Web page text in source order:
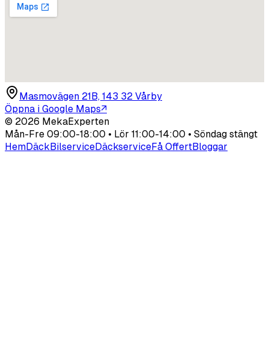
Masmovägen 21B, 143 32 Vårby
Öppna i Google Maps↗
© 2026 MekaExperten
Mån-Fre 09:00-18:00 • Lör 11:00-14:00 • Söndag stängt
HemDäckBilserviceDäckserviceFå OffertBloggar